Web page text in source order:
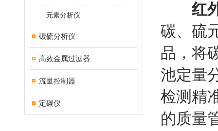
元素分析仪
碳硫分析仪
高效金属过滤器
流量控制器
定碳仪
红
碳、硫
品，将
池定量
检测精
的质量